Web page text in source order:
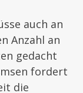
auch an
Anzahl an
gedacht
fordert
die